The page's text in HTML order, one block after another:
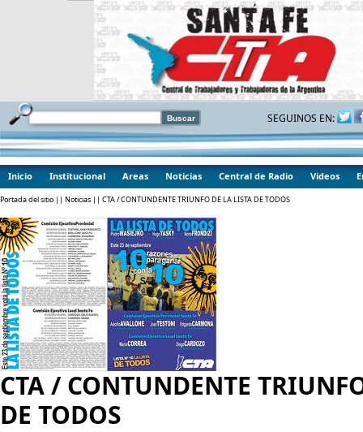
SEGUINOS EN:
Inicio Institucional Areas Noticias Central de Radio Videos
Portada del sitio || Noticias || CTA / CONTUNDENTE TRIUNFO DE LA LISTA DE TODOS
CTA / CONTUNDENTE
DE TODOS